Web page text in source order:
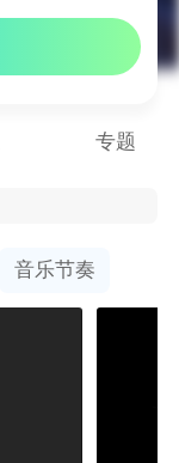
专题
音乐节奏